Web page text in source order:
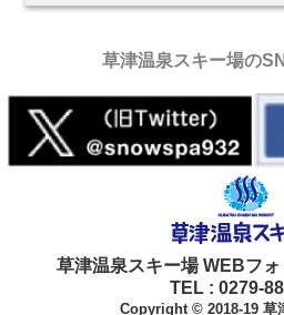
草津温泉スキー場の
草津温泉スキー場 WEBフ
TEL : 0279-
Copyright © 2018-19 草